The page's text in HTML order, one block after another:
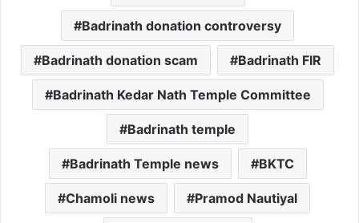
Badrinath donation controversy
Badrinath donation scam Badrinath FIR
Badrinath Kedar Nath Temple Committee
Badrinath temple
Badrinath Temple news BKTC
Chamoli news Pramod Nautiyal